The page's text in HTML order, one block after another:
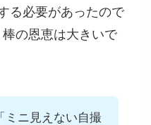
る必要があったので
の恩恵は大きいで
ミニ見えない自撮